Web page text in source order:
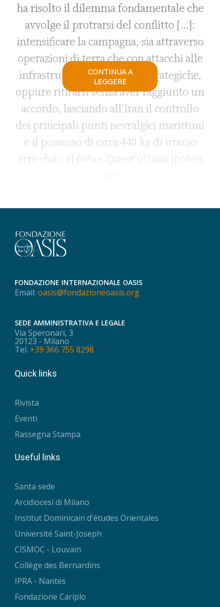
ha risolto il dilemma fondamentale che
avvolge il protrarsi del conflitto […]:
intensificare la campagna, sia attraverso
operazioni di terra che con attacchi alle
infrastrutture energetiche strategiche,
oppure ritirarsi senza aver raggiunto un
accordo, lasciando all’Iran il controllo
dei principali punti nevralgici marittimi
e il possesso di circa 440 kg di uranio
arricchito al 60%». Quest’ultima ipotesi
CONTINUA A
LEGGERE
FONDAZIONE INTERNAZIONALE OASIS
Email: oasis@fondazioneoasis.org
SEDE AMMINISTRATIVA E LEGALE
Via Speronari, 3
20123 - Milano
Tel. +39 366 755 8298
Quick links
Rivista
Eventi
Rassegna Stampa
Useful links
Santa sede
Arcidiocesi di Milano
Institut Dominicain d'études Orientales
Université Saint-Joseph
CISMOC - Louvain
Collège des Bernardins
IPRA - Nantes
Fondazione Cariplo